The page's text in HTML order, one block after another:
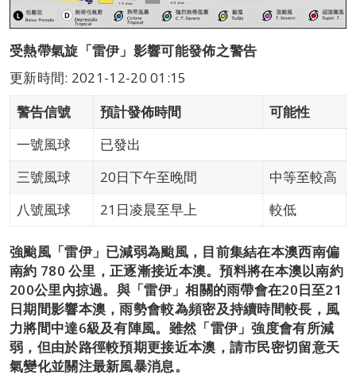
受熱帶氣旋「雷伊」影響可能發佈之警告
更新時間: 2021-12-20 01:15
警告信號
預計發佈時間
可能性
一號風球
已發出
三號風球
20日下午至晚間
中等至較高
八號風球
21日凌晨至早上 較低
強颱風「雷伊」已減弱為颱風，目前集結在本澳西南偏
南約 780 公里，正逐漸接近本澳。預料將在本澳以南約
200公里內掠過。與「雷伊」相關的雨帶會在20日至21
日期間影響本澳，雨勢會較為頻密及持續時間較長，風
力將間中達6級及有陣風。雖然「雷伊」強度會有所減
弱，但由於路徑較預期更接近本澳，請市民密切留意天
氣變化並關注最新風暴消息。